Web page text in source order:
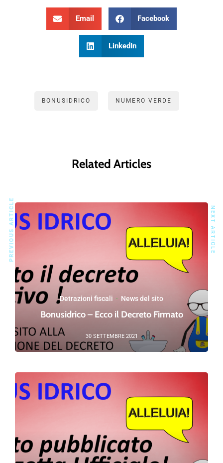
Email Facebook
LinkedIn
BONUSIDRICO NUMERO VERDE
Related Articles
Detrazioni fiscali · News del sito
Bonusidrico – Ecco il Decreto Firmato
30 SETTEMBRE 2021
PREVIOUS ARTICLE NEXT ARTICLE